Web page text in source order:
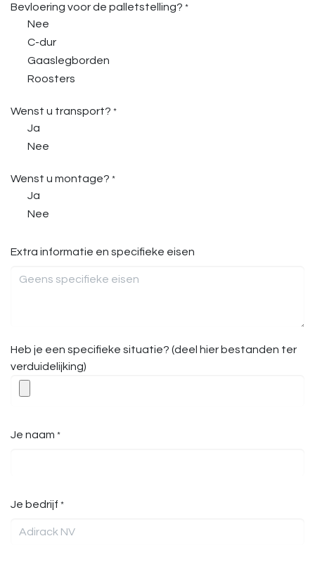
Bevloering voor de palletstelling? *
Nee
C-dur
Gaaslegborden
Roosters
Wenst u transport? *
Ja
Nee
Wenst u montage? *
Ja
Nee
Extra informatie en specifieke eisen
Heb je een specifieke situatie? (deel hier bestanden ter
verduidelijking)
Je naam *
Je bedrijf *